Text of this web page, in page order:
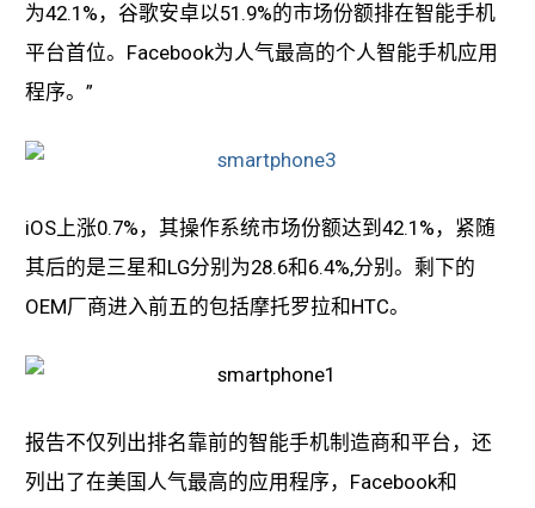
为42.1%，谷歌安卓以51.9%的市场份额排在智能手机
平台首位。Facebook为人气最高的个人智能手机应用
程序。”
iOS上涨0.7%，其操作系统市场份额达到42.1%，紧随
其后的是三星和LG分别为28.6和6.4%,分别。剩下的
OEM厂商进入前五的包括摩托罗拉和HTC。
报告不仅列出排名靠前的智能手机制造商和平台，还
列出了在美国人气最高的应用程序，Facebook和